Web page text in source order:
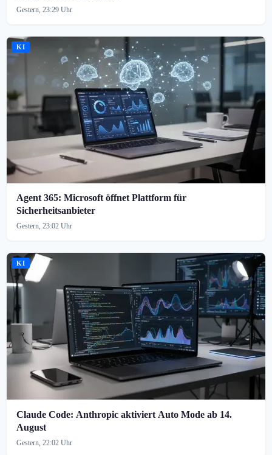
Gestern, 23:29 Uhr
KI
Agent 365: Microsoft öffnet Plattform für
Sicherheitsanbieter
Gestern, 23:02 Uhr
KI
Claude Code: Anthropic aktiviert Auto Mode ab 14.
August
Gestern, 22:02 Uhr